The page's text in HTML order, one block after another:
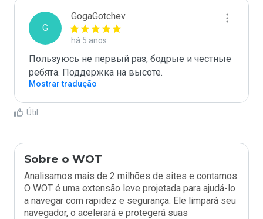
G
GogaGotchev
há 5 anos
Пользуюсь не первый раз, бодрые и честные
ребята. Поддержка на высоте.
Mostrar tradução
Útil
Sobre o WOT
Analisamos mais de 2 milhões de sites e contamos.
O WOT é uma extensão leve projetada para ajudá-lo
a navegar com rapidez e segurança. Ele limpará seu
navegador, o acelerará e protegerá suas